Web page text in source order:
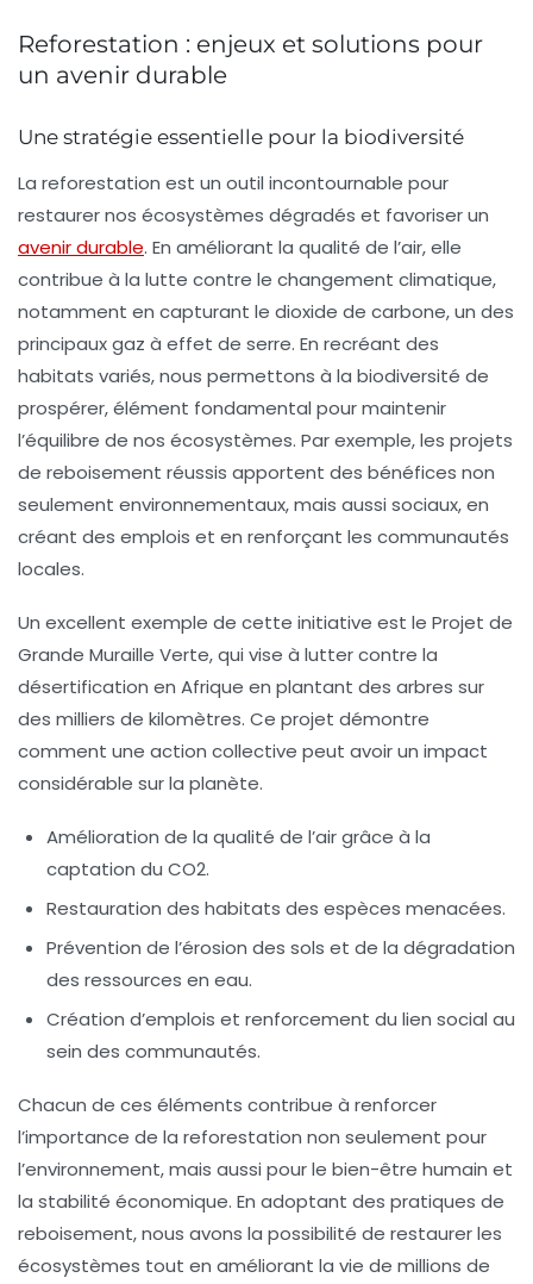
Reforestation : enjeux et solutions pour
un avenir durable
Une stratégie essentielle pour la biodiversité
La reforestation est un outil incontournable pour
restaurer nos écosystèmes dégradés et favoriser un
avenir durable. En améliorant la qualité de l’air, elle
contribue à la lutte contre le changement climatique,
notamment en capturant le dioxide de carbone, un des
principaux gaz à effet de serre. En recréant des
habitats variés, nous permettons à la biodiversité de
prospérer, élément fondamental pour maintenir
l’équilibre de nos écosystèmes. Par exemple, les projets
de reboisement réussis apportent des bénéfices non
seulement environnementaux, mais aussi sociaux, en
créant des emplois et en renforçant les communautés
locales.
Un excellent exemple de cette initiative est le Projet de
Grande Muraille Verte, qui vise à lutter contre la
désertification en Afrique en plantant des arbres sur
des milliers de kilomètres. Ce projet démontre
comment une action collective peut avoir un impact
considérable sur la planète.
Amélioration de la qualité de l’air grâce à la
captation du CO2.
Restauration des habitats des espèces menacées.
Prévention de l’érosion des sols et de la dégradation
des ressources en eau.
Création d’emplois et renforcement du lien social au
sein des communautés.
Chacun de ces éléments contribue à renforcer
l’importance de la reforestation non seulement pour
l’environnement, mais aussi pour le bien-être humain et
la stabilité économique. En adoptant des pratiques de
reboisement, nous avons la possibilité de restaurer les
écosystèmes tout en améliorant la vie de millions de